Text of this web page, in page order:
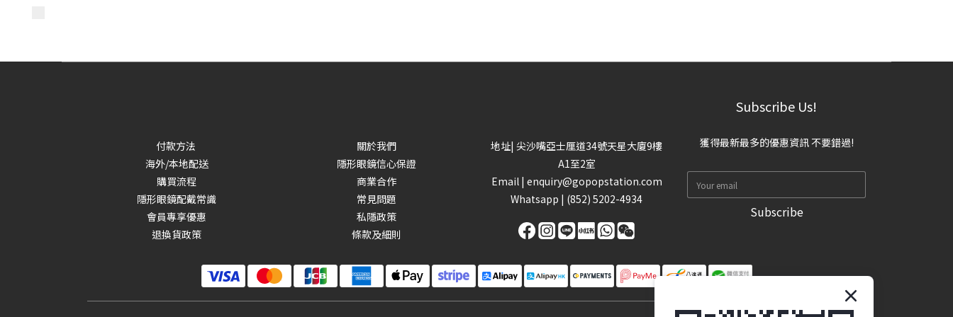
付款方法
海外/本地配送
購買流程
隱形眼鏡配戴常識
會員專享優惠
退換貨政策
關於我們
隱形眼鏡信心保證
商業合作
常見問題
私隱政策
條款及細則
地址| 尖沙嘴亞士厘道34號天星大廈9樓
A1至2室
Email | enquiry@gopopstation.com
Whatsapp | (852) 5202-4934
Subscribe Us!
獲得最新最多的優惠資訊 不要錯過!
Subscribe